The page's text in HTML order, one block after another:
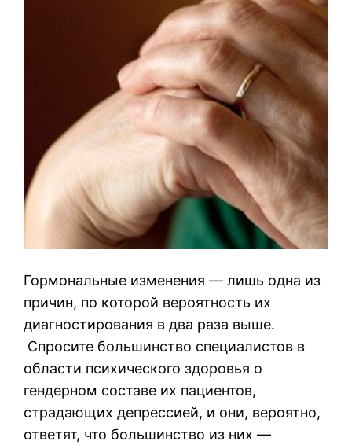
Гормональные изменения — лишь одна из
причин, по которой вероятность их
диагностирования в два раза выше.
Спросите большинство специалистов в
области психического здоровья о
гендерном составе их пациентов,
страдающих депрессией, и они, вероятно,
ответят, что большинство из них —